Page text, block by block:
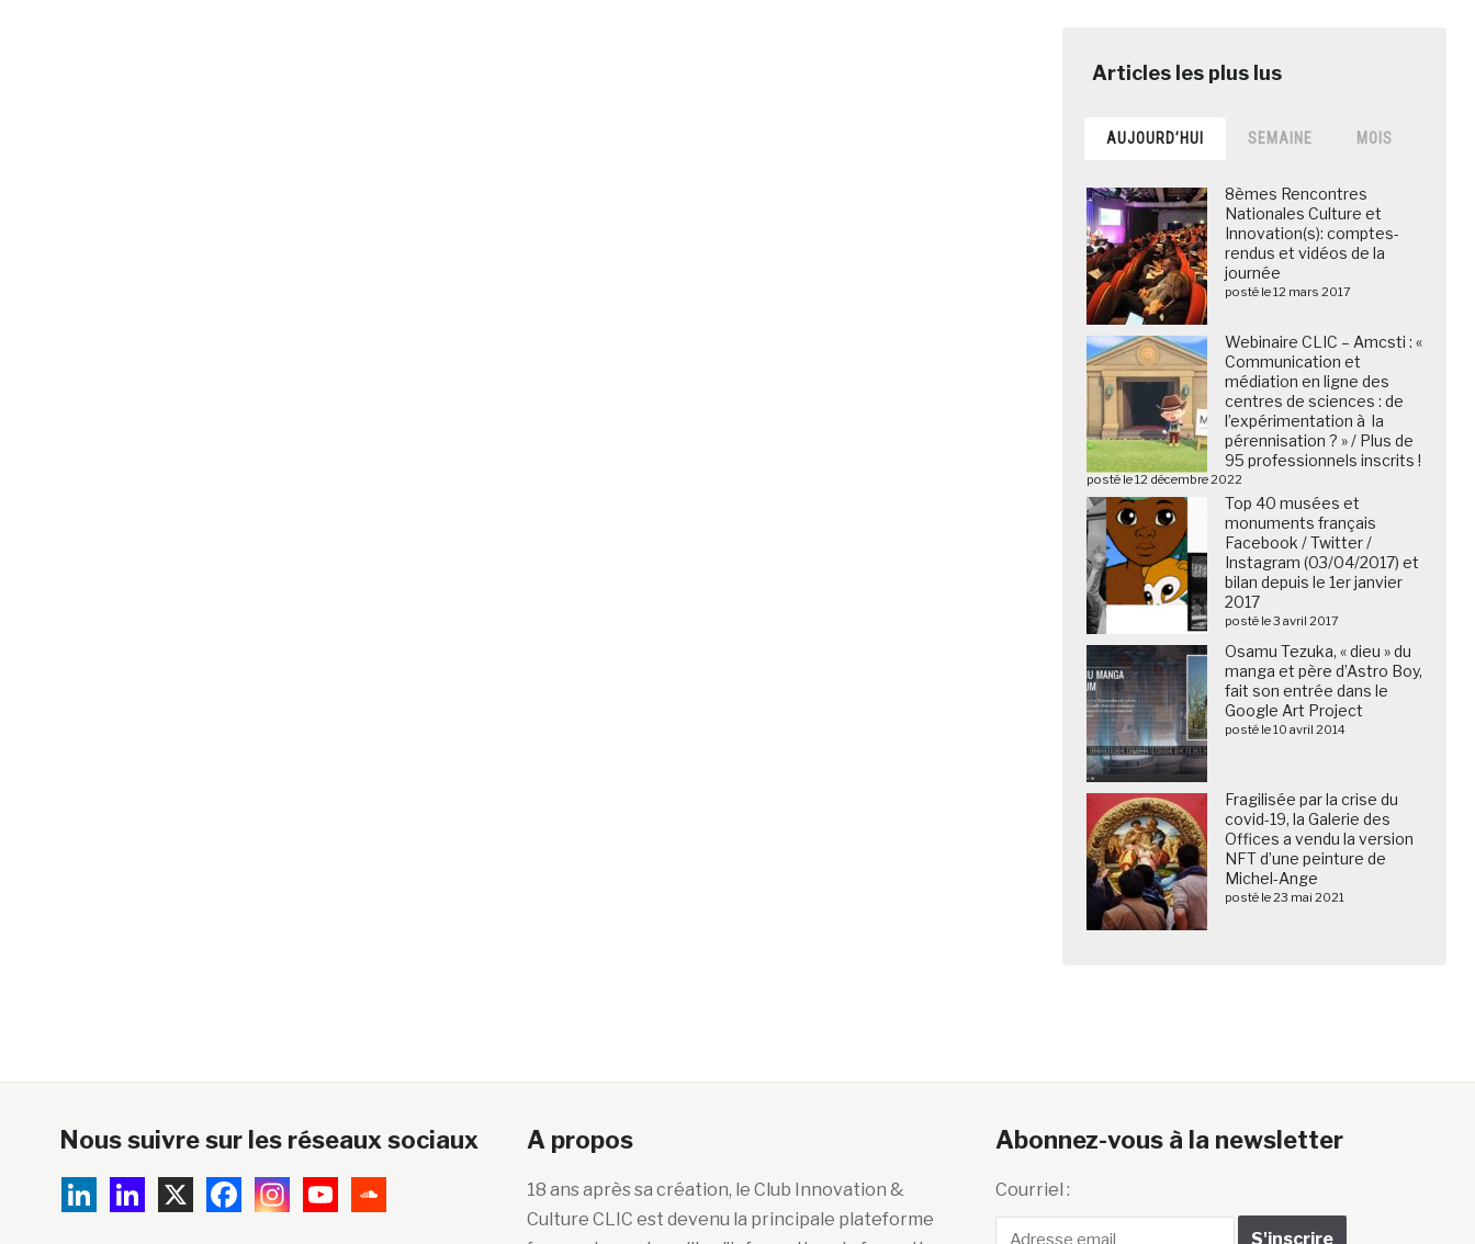
AUJOURD’HUI SEMAINE MOIS
8èmes Rencontres
Nationales Culture et
Innovation(s): comptes-
rendus et vidéos de la
journée
posté le 12 mars 2017
Webinaire CLIC – Amcsti : «
Communication et
médiation en ligne des
centres de sciences : de
l’expérimentation à la
pérennisation ? » / Plus de
95 professionnels inscrits !
posté le 12 décembre 2022
Top 40 musées et
monuments français
Facebook / Twitter /
Instagram (03/04/2017) et
bilan depuis le 1er janvier
2017
posté le 3 avril 2017
Osamu Tezuka, « dieu » du
manga et père d’Astro Boy,
fait son entrée dans le
Google Art Project
posté le 10 avril 2014
Fragilisée par la crise du
covid-19, la Galerie des
Offices a vendu la version
NFT d’une peinture de
Michel-Ange
posté le 23 mai 2021
Nous suivre sur les réseaux sociaux A propos
18 ans après sa création, le Club Innovation &
Culture CLIC est devenu la principale plateforme
Abonnez-vous à la newsletter
Courriel :